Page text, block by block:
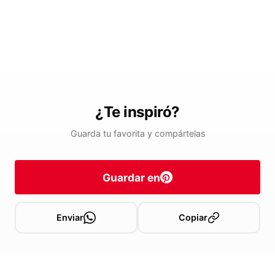
¿Te inspiró?
Guarda tu favorita y compártelas
Guardar en
Enviar Copiar